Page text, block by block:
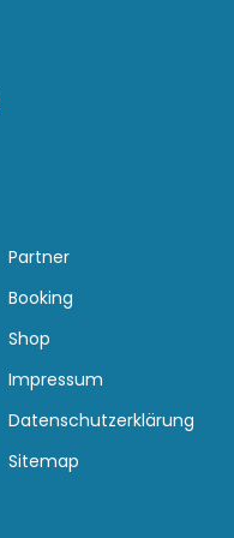
Partner
Booking
Shop
Impressum
Datenschutzerklärung
Sitemap